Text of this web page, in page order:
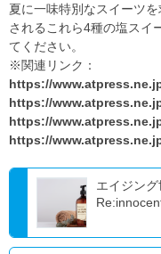
夏に一味特別なスイーツ
されるこれら4種の塩スイ
てください。
※関連リンク：
https://
https://
https://
https://
エイジング